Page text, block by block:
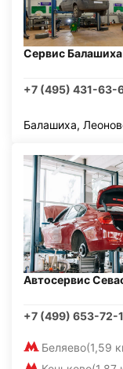
Сервис Балашиха
+7 (495) 431-63-
Балашиха,
Автосервис
+7 (499) 653-72-
Беляево(1,59